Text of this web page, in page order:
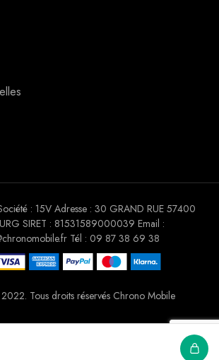
Tous droits réservés Chrono Mobile
: 15V Adresse : 30 GRAND RUE 57400
SIRET : 81531589000039 Email :
Tél : 09 87 38 69 38